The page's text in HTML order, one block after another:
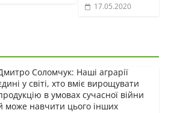
17.05.2020
Соломчук: Наші аграрії
у світі, хто вміє вирощувати
в умовах сучасної війни
може навчити цього інших